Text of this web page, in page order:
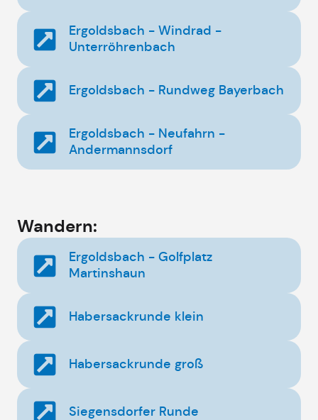
Ergoldsbach - Windrad -
Unterröhrenbach
Ergoldsbach - Rundweg Bayerbach
Ergoldsbach - Neufahrn -
Andermannsdorf
Wandern:
Ergoldsbach - Golfplatz
Martinshaun
Habersackrunde klein
Habersackrunde groß
Siegensdorfer Runde